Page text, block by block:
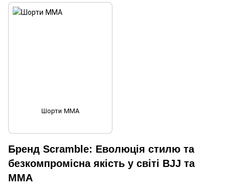
Бренд Scramble: Еволюція стилю та
безкомпромісна якість у світі BJJ та
MMA
Шорти ММА